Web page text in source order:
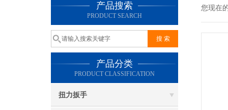
产品搜索
PRODUCT SEARCH
产品分类
PRODUCT CLASSIFICATION
扭力扳手
您现在